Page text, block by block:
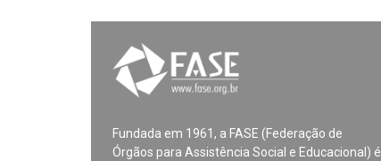
Fundada em 1961, a FASE (Federação de
Órgãos para Assistência Social e Educacional) é